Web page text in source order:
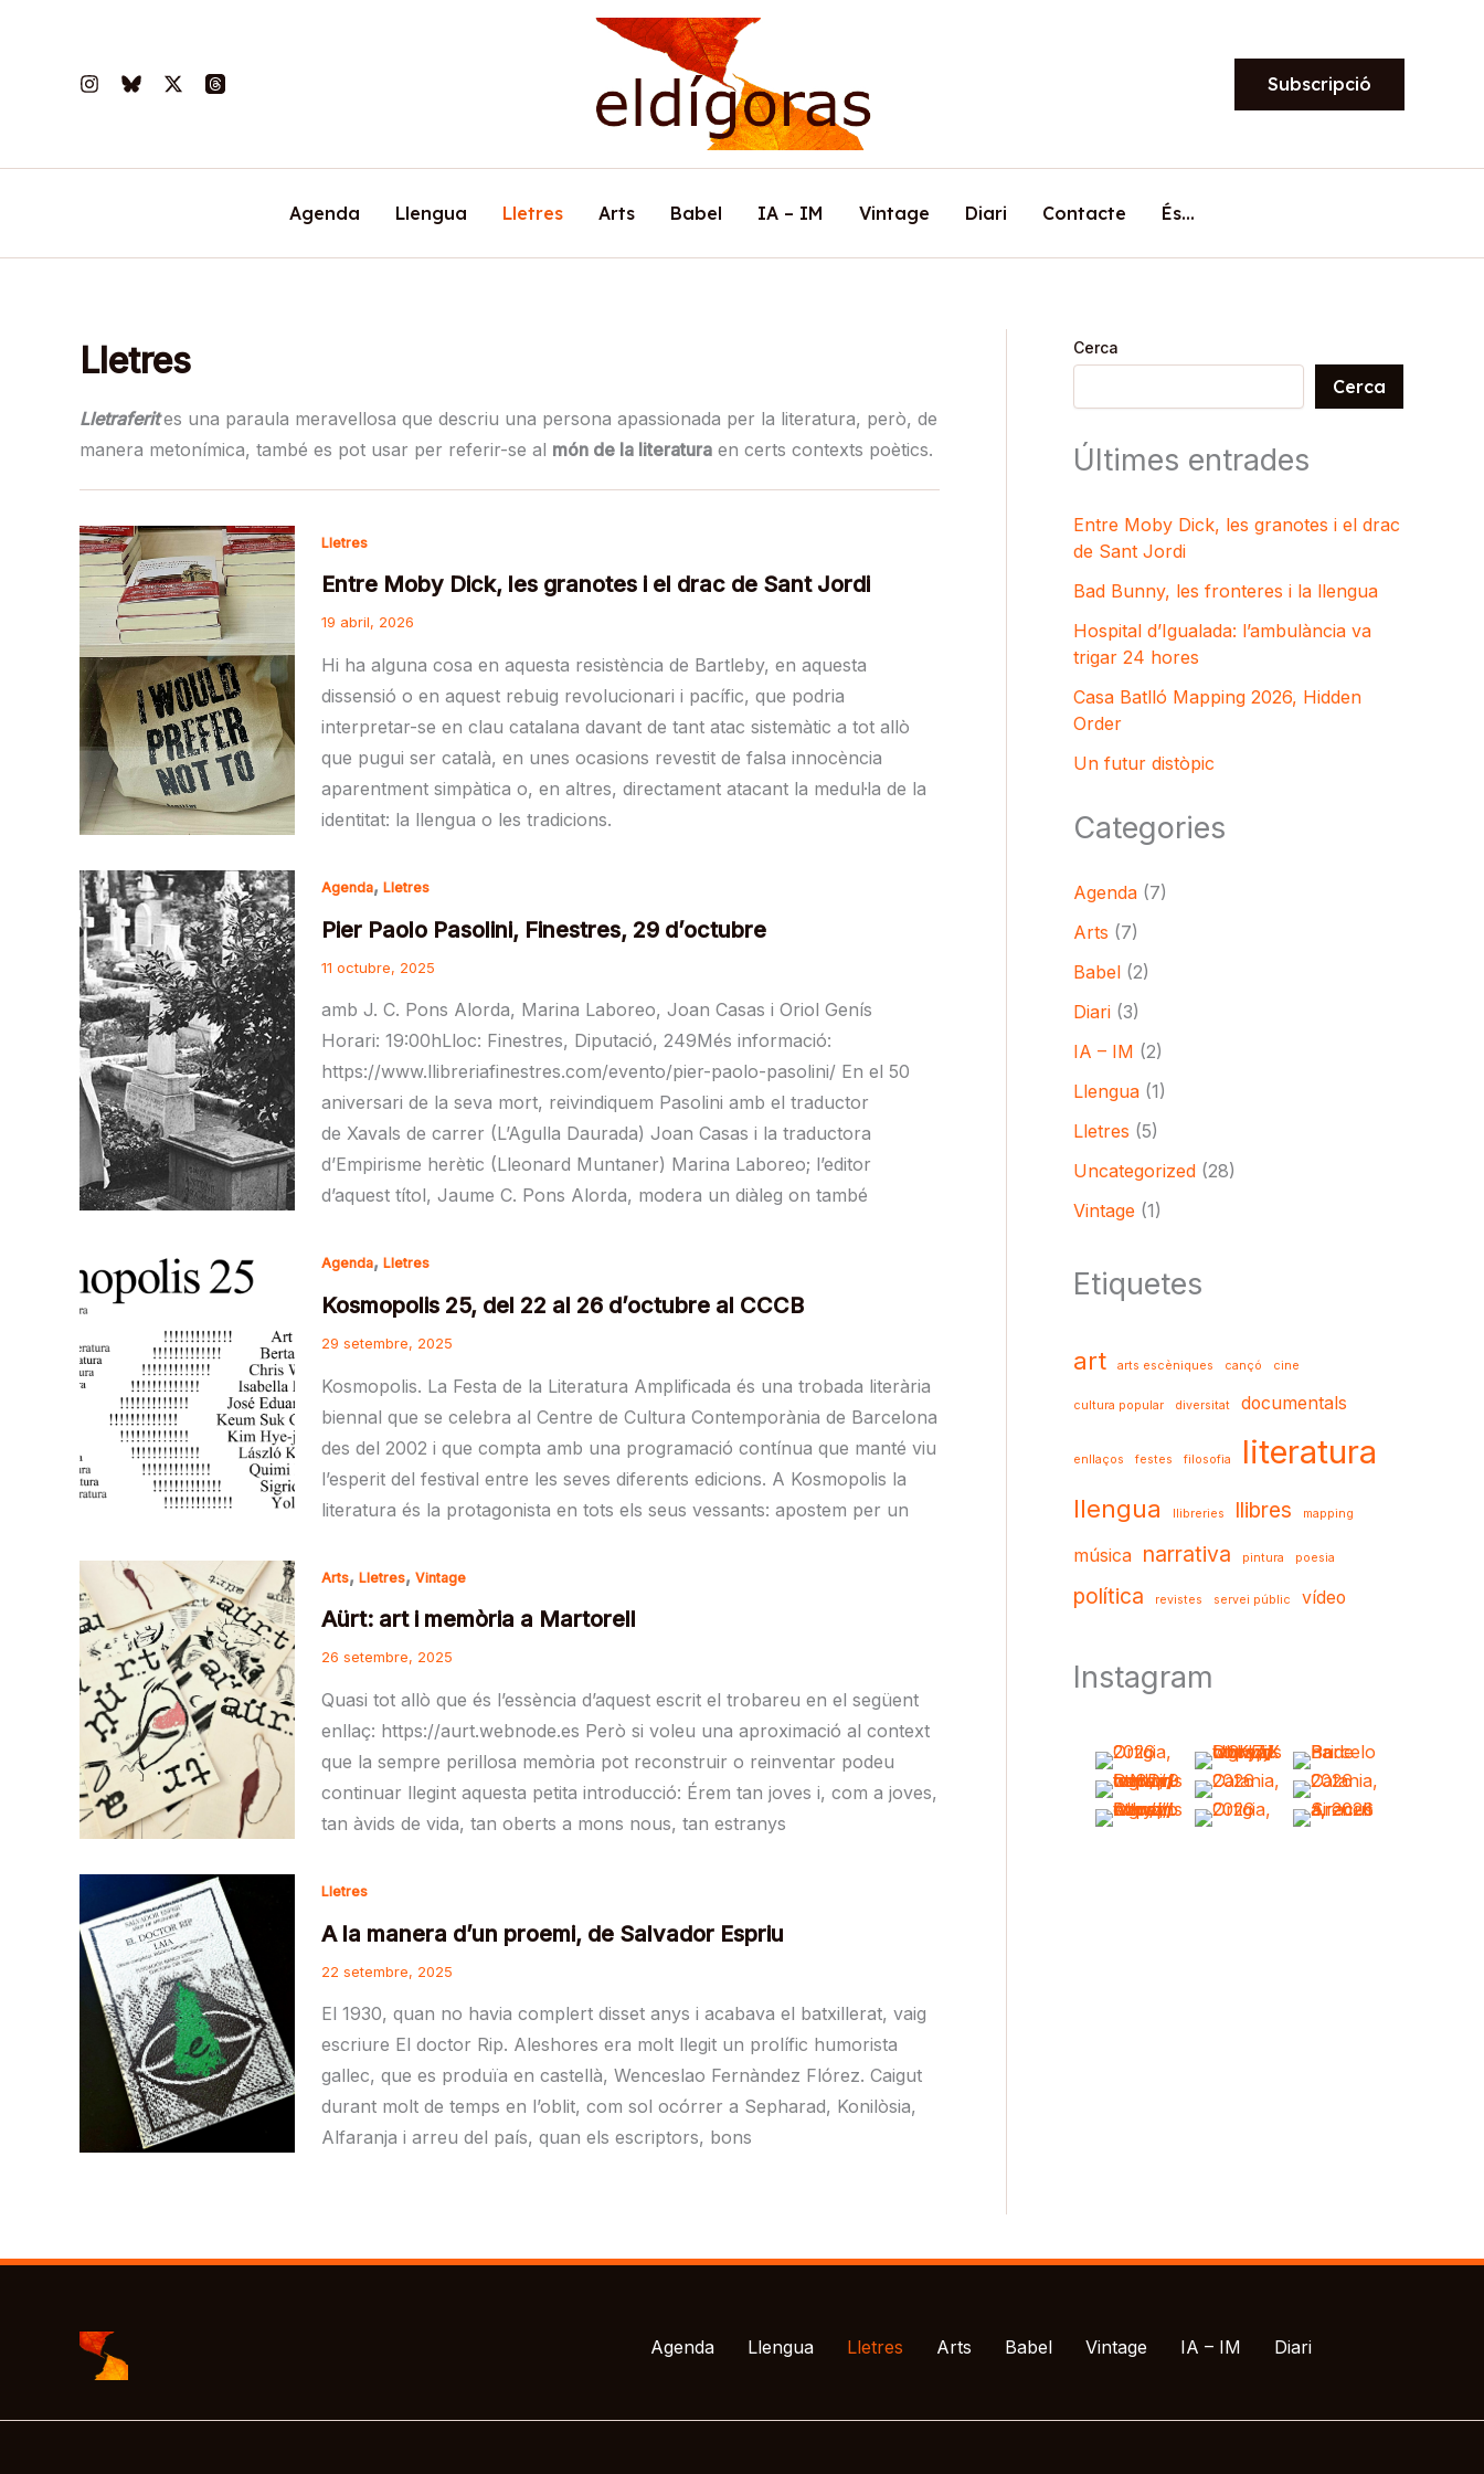
Subscripció
Agenda Llengua Lletres Arts Babel IA – IM Vintage Diari Contacte És…
Lletres
Lletraferites una paraula meravellosa que descriu una persona apassionada per la literatura, però, de
manera metonímica, també es pot usar per referir-se al món de la literatura en certs contexts poètics.
Lletres
Entre Moby Dick, les granotes i el drac de Sant Jordi
19 abril, 2026
Hi ha alguna cosa en aquesta resistència de Bartleby, en aquesta
dissensió o en aquest rebuig revolucionari i pacífic, que podria
interpretar-se en clau catalana davant de tant atac sistemàtic a tot allò
que pugui ser català, en unes ocasions revestit de falsa innocència
aparentment simpàtica o, en altres, directament atacant la medul·la de la
identitat: la llengua o les tradicions.
Agenda, Lletres
Pier Paolo Pasolini, Finestres, 29 d’octubre
11 octubre, 2025
amb J. C. Pons Alorda, Marina Laboreo, Joan Casas i Oriol Genís
Horari: 19:00hLloc: Finestres, Diputació, 249Més informació:
https://www.llibreriafinestres.com/evento/pier-paolo-pasolini/ En el 50
aniversari de la seva mort, reivindiquem Pasolini amb el traductor
de Xavals de carrer (L’Agulla Daurada) Joan Casas i la traductora
d’Empirisme herètic (Lleonard Muntaner) Marina Laboreo; l’editor
d’aquest títol, Jaume C. Pons Alorda, modera un diàleg on també
Agenda, Lletres
Kosmopolis 25, del 22 al 26 d’octubre al CCCB
29 setembre, 2025
Kosmopolis. La Festa de la Literatura Amplificada és una trobada literària
biennal que se celebra al Centre de Cultura Contemporània de Barcelona
des del 2002 i que compta amb una programació contínua que manté viu
l’esperit del festival entre les seves diferents edicions. A Kosmopolis la
literatura és la protagonista en tots els seus vessants: apostem per un
Arts, Lletres, Vintage
Aürt: art i memòria a Martorell
26 setembre, 2025
Quasi tot allò que és l’essència d’aquest escrit el trobareu en el següent
enllaç: https://aurt.webnode.es Però si voleu una aproximació al context
que la sempre perillosa memòria pot reconstruir o reinventar podeu
continuar llegint aquesta petita introducció: Érem tan joves i, com a joves,
tan àvids de vida, tan oberts a mons nous, tan estranys
Lletres
A la manera d’un proemi, de Salvador Espriu
22 setembre, 2025
El 1930, quan no havia complert disset anys i acabava el batxillerat, vaig
escriure El doctor Rip. Aleshores era molt llegit un prolífic humorista
gallec, que es produïa en castellà, Wenceslao Fernàndez Flórez. Caigut
durant molt de temps en l’oblit, com sol ocórrer a Sepharad, Konilòsia,
Alfaranja i arreu del país, quan els escriptors, bons
Cerca
Cerca
Últimes entrades
Entre Moby Dick, les granotes i el drac
de Sant Jordi
Bad Bunny, les fronteres i la llengua
Hospital d’Igualada: l’ambulància va
trigar 24 hores
Casa Batlló Mapping 2026, Hidden
Order
Un futur distòpic
Categories
Agenda (7)
Arts (7)
Babel (2)
Diari (3)
IA – IM (2)
Llengua (1)
Lletres (5)
Uncategorized (28)
Vintage (1)
Etiquetes
art arts escèniques cançó cine
cultura popular diversitat documentals
enllaços festes filosofia literatura
llengua llibreries llibres mapping
música narrativa pintura poesia
política revistes servei públic vídeo
Instagram
Agenda Llengua Lletres Arts Babel Vintage IA – IM Diari